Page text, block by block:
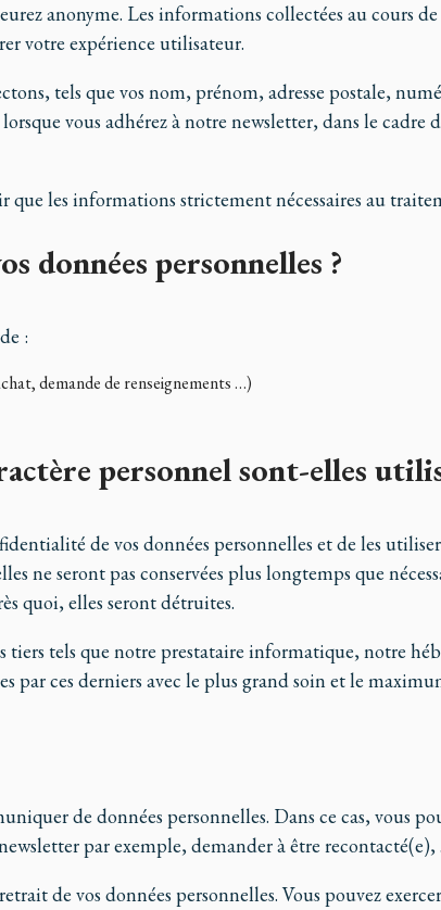
anonyme. Les informations collectées au cours
votre expérience utilisateur.
tels que vos nom, prénom, adresse postale,
vous adhérez à notre newsletter, dans le
que les informations strictement nécessaires au
données personnelles ?
:
demande de renseignements …)
personnel sont-elles
de vos données personnelles et de les
ne seront pas conservées plus longtemps que
quoi, elles seront détruites.
tiers tels que notre prestataire informatique, notre
par ces derniers avec le plus grand soin et le
de données personnelles. Dans ce cas, vous
par exemple, demander à être
de vos données personnelles. Vous pouvez